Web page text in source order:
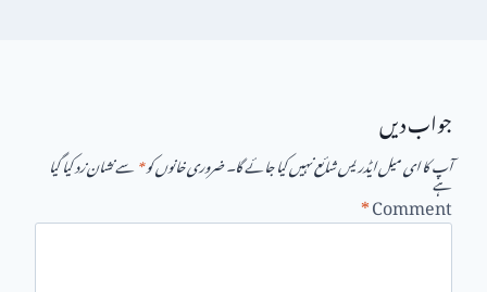
جواب دیں
آپ کا ای میل ایڈریس شائع نہیں کیا جائے گا۔ضروری خانوں کو*سے نشان زد کیا گیا ہے
Comment
*